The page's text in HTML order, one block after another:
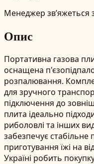
Менеджер зв’яжеться
Опис
Портативна газова
оснащена
розпалювання.
для зручного
підключення до
плита ідеально
риболовлі та інших
забезпечує
приготування їжі на
Україні робить